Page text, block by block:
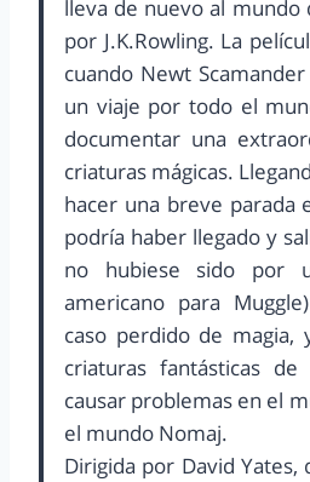
lleva de nuevo al
por J.K.Rowling. La
cuando Newt
un viaje por todo el
documentar una
criaturas mágicas.
hacer una breve parada
podría haber llegado y
no hubiese sido por
americano para
caso perdido de magia,
criaturas fantásticas
causar problemas en el
el mundo Nomaj.
Dirigida por David Yates,